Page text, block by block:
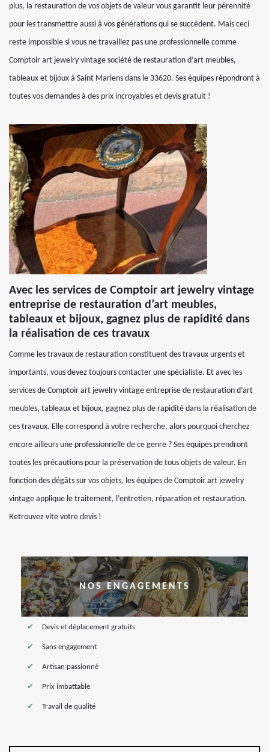
plus, la restauration de vos objets de valeur vous garantit leur pérennité
pour les transmettre aussi à vos générations qui se succèdent. Mais ceci
reste impossible si vous ne travaillez pas une professionnelle comme
Comptoir art jewelry vintage société de restauration d’art meubles,
tableaux et bijoux à Saint Mariens dans le 33620. Ses équipes répondront à
toutes vos demandes à des prix incroyables et devis gratuit !
Avec les services de Comptoir art jewelry vintage
entreprise de restauration d’art meubles,
tableaux et bijoux, gagnez plus de rapidité dans
la réalisation de ces travaux
Comme les travaux de restauration constituent des travaux urgents et
importants, vous devez toujours contacter une spécialiste. Et avec les
services de Comptoir art jewelry vintage entreprise de restauration d’art
meubles, tableaux et bijoux, gagnez plus de rapidité dans la réalisation de
ces travaux. Elle correspond à votre recherche, alors pourquoi cherchez
encore ailleurs une professionnelle de ce genre ? Ses équipes prendront
toutes les précautions pour la préservation de tous objets de valeur. En
fonction des dégâts sur vos objets, les équipes de Comptoir art jewelry
vintage applique le traitement, l’entretien, réparation et restauration.
Retrouvez vite votre devis !
NOS ENGAGEMENTS
Devis et déplacement gratuits
Sans engagement
Artisan passionné
Prix imbattable
Travail de qualité